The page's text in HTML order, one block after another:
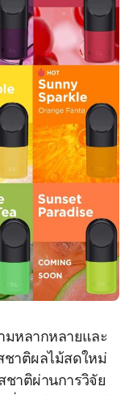
หลากหลายและ
ชาติผลไม้สดใหม่
ชาติผ่านการวิจัย